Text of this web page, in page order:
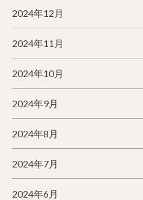
2024年12月
2024年11月
2024年10月
2024年9月
2024年8月
2024年7月
2024年6月